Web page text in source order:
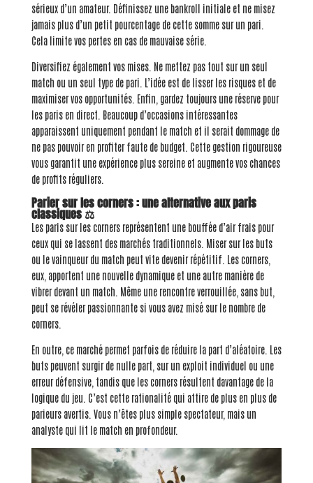
sérieux d’un amateur. Définissez une bankroll initiale et ne misez
jamais plus d’un petit pourcentage de cette somme sur un pari.
Cela limite vos pertes en cas de mauvaise série.
Diversifiez également vos mises. Ne mettez pas tout sur un seul
match ou un seul type de pari. L’idée est de lisser les risques et de
maximiser vos opportunités. Enfin, gardez toujours une réserve pour
les paris en direct. Beaucoup d’occasions intéressantes
apparaissent uniquement pendant le match et il serait dommage de
ne pas pouvoir en profiter faute de budget. Cette gestion rigoureuse
vous garantit une expérience plus sereine et augmente vos chances
de profits réguliers.
Parier sur les corners : une alternative aux paris
classiques ⚖️
Les paris sur les corners représentent une bouffée d’air frais pour
ceux qui se lassent des marchés traditionnels. Miser sur les buts
ou le vainqueur du match peut vite devenir répétitif. Les corners,
eux, apportent une nouvelle dynamique et une autre manière de
vibrer devant un match. Même une rencontre verrouillée, sans but,
peut se révéler passionnante si vous avez misé sur le nombre de
corners.
En outre, ce marché permet parfois de réduire la part d’aléatoire. Les
buts peuvent surgir de nulle part, sur un exploit individuel ou une
erreur défensive, tandis que les corners résultent davantage de la
logique du jeu. C’est cette rationalité qui attire de plus en plus de
parieurs avertis. Vous n’êtes plus simple spectateur, mais un
analyste qui lit le match en profondeur.